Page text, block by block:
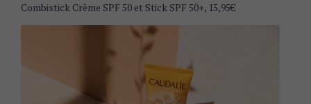
Combistick Crème SPF 50 et Stick SPF 50+, 15,95€